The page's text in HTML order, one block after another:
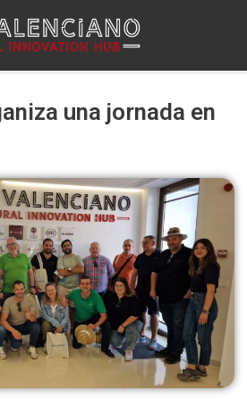
una jornada en